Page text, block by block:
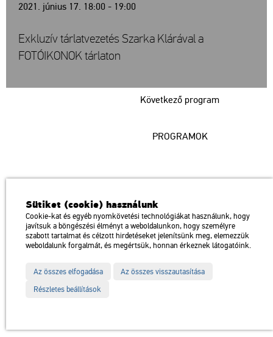
2021. június 17. 18:00 - 19:00
Következő program
Exkluzív tárlatvezetés Szarka Klárával a
FOTÓIKONOK tárlaton
PROGRAMOK
a Magyar Művészeti Akadémia intézménye
1146 Budapest, Dózsa György út 37.
Megközelíthető: Millenniumi Földalatti Vasút – Hősök tere megálló
Trolibusz: 75, 79 / Autóbusz: 20, 30, 105
Impresszum Sitemap Adatvédelem
térkép
Sütiket (cookie) használunk
Cookie-kat és egyéb nyomkövetési technológiákat használunk, hogy
javítsuk a böngészési élményt a weboldalunkon, hogy személyre
szabott tartalmat és célzott hirdetéseket jelenítsünk meg, elemezzük
weboldalunk forgalmát, és megértsük, honnan érkeznek látogatóink.
Az összes elfogadása
Az összes visszautasítása
Részletes beállítások